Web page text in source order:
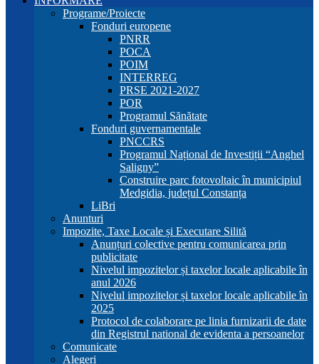
Programe/Proiecte
Fonduri europene
PNRR
POCA
POIM
INTERREG
PRSE 2021-2027
POR
Programul Sănătate
Fonduri guvernamentale
PNCCRS
Programul Național de Investiții “Anghel
Saligny”
Construire parc fotovoltaic în municipiul
Medgidia, județul Constanța
LiBri
Anunturi
Impozite, Taxe Locale și Executare Silită
Anunțuri colective pentru comunicarea prin
publicitate
Nivelul impozitelor și taxelor locale aplicabile în
anul 2026
Nivelul impozitelor și taxelor locale aplicabile în
2025
Protocol de colaborare pe linia furnizarii de date
din Registrul national de evidenta a persoanelor
Comunicate
Alegeri